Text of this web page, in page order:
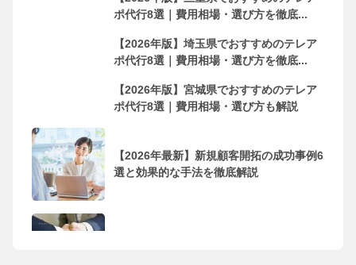
ポ代行8選｜費用相場・選び方を徹底...
【2026年版】埼玉県でおすすめのテレア
ポ代行8選｜費用相場・選び方を徹底...
【2026年版】宮城県でおすすめのテレア
ポ代行8選｜費用相場・選び方も解説
【2026年最新】新規顧客開拓の成功事例6
選と効果的な手法を徹底解説